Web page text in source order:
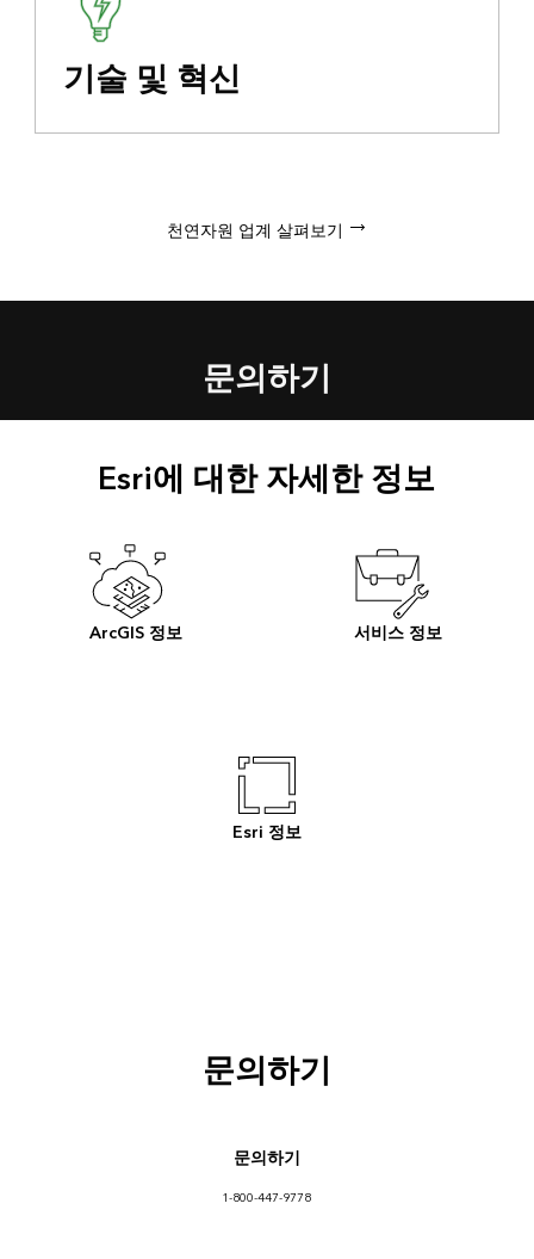
기술 및 혁신
천연자원 업계 살펴보기
문의하기
Esri에 대한 자세한 정보
ArcGIS 정보 서비스 정보
Esri 정보
문의하기
문의하기
1-800-447-9778